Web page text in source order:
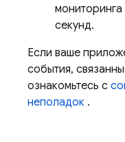
мониторинга
секунд.
Если ваше
события,
ознакомьтесь с
неполадок .